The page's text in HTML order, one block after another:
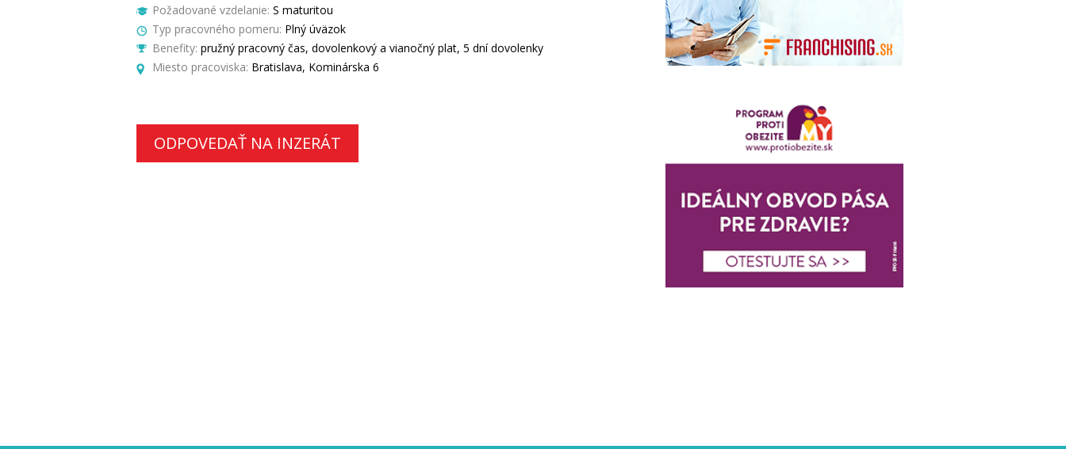
Požadované vzdelanie: S maturitou
Typ pracovného pomeru: Plný úväzok
Benefity: pružný pracovný čas, dovolenkový a vianočný plat, 5 dní dovolenky
Miesto pracoviska: Bratislava, Kominárska 6
ODPOVEDAŤ NA INZERÁT